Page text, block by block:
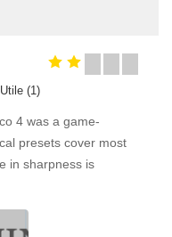
Utile (1)
4 was a game-
presets cover most
in sharpness is